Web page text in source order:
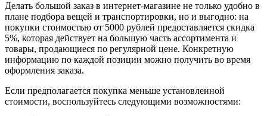
Делать большой заказ в интернет-магазине не только удобно в
плане подбора вещей и транспортировки, но и выгодно: на
покупки стоимостью от 5000 рублей предоставляется скидка
5%, которая действует на большую часть ассортимента и
товары, продающиеся по регулярной цене. Конкретную
информацию по каждой позиции можно получить во время
оформления заказа.
Если предполагается покупка меньше установленной
стоимости, воспользуйтесь следующими возможностями: